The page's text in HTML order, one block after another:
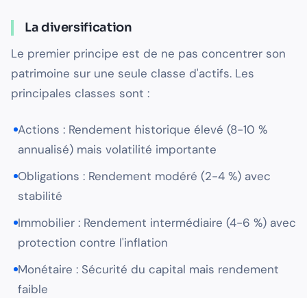
La diversification
Le premier principe est de ne pas concentrer son
patrimoine sur une seule classe d'actifs. Les
principales classes sont :
Actions : Rendement historique élevé (8-10 %
annualisé) mais volatilité importante
Obligations : Rendement modéré (2-4 %) avec
stabilité
Immobilier : Rendement intermédiaire (4-6 %) avec
protection contre l'inflation
Monétaire : Sécurité du capital mais rendement
faible